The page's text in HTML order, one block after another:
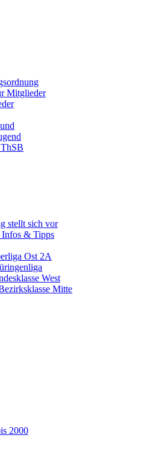
Mitglieder
stellt sich vor
& Tipps
Ost 2A
West
Mitte
2000